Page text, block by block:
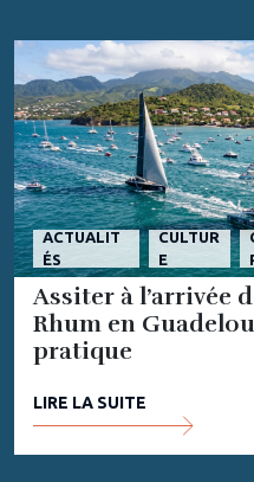
ACTUALIT
ÉS
CULTUR
E
Assiter à l’arrivée
Rhum en
pratique
LIRE LA SUITE